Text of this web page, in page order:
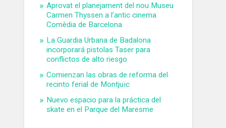
Aprovat el planejament del nou Museu
Carmen Thyssen a l’antic cinema
Comèdia de Barcelona
La Guardia Urbana de Badalona
incorporará pistolas Taser para
conflictos de alto riesgo
Comienzan las obras de reforma del
recinto ferial de Montjuïc
Nuevo espacio para la práctica del
skate en el Parque del Maresme